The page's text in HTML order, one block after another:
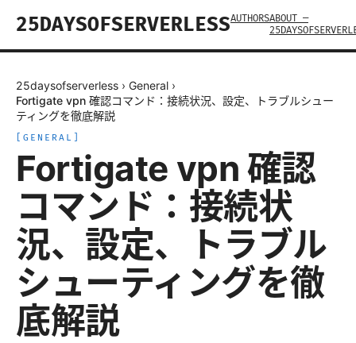
25DAYSOFSERVERLESSAUTHORSABOUT —
25daysofserverless › General ›
Fortigate vpn 確認コマンド：接続状況、設定、トラブルシュー
ティングを徹底解説
GENERAL
Fortigate vpn 確認
コマンド：接続状
況、設定、トラブル
シューティングを徹
底解説